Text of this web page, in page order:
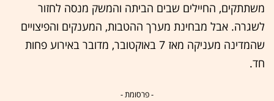
משתתקים, החיילים שבים הביתה והמשק מנסה לחזור
לשגרה. אבל מבחינת מערך ההטבות, המענקים והפיצויים
שהמדינה מעניקה מאז 7 באוקטובר, מדובר באירוע פחות
חד.
- פרסומת -